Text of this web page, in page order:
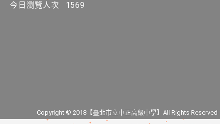
今日瀏覽人次
1569
Copyright © 2018【臺北市立中正高級中學】All Rights Reserved